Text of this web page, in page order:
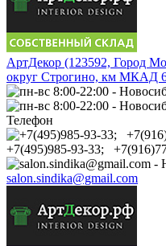
АртДекор (123592, Город
округ Строгино, км МКАД
Телефон
+7(495)985-93-33;
salon.sindika@gmail.com